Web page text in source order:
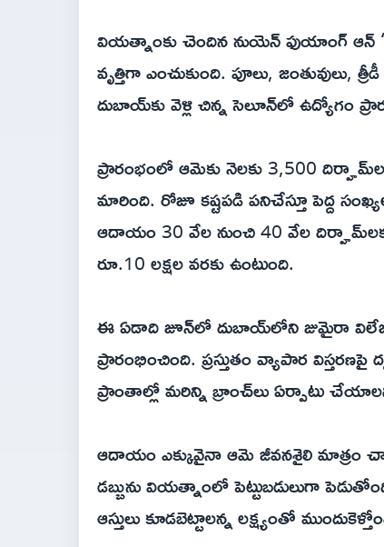
వియత్నాంకు చెందిన నుయెన్‌ ఫుయాంగ్‌ ఆన్‌
వృత్తిగా ఎంచుకుంది. పూలు, జంతువులు,
దుబాయ్‌కు వెళ్లి చిన్న సెలూన్‌లో ఉద్యోగం
ప్రారంభంలో ఆమెకు నెలకు 3,500
మారింది. రోజూ కష్టపడి పనిచేస్తూ పెద్ద
ఆదాయం 30 వేల నుంచి 40 వేల
రూ.10 లక్షల వరకు ఉంటుంది.
ఈ ఏడాది జూన్‌లో దుబాయ్‌లోని జుమైరా విలేజ్‌
ప్రారంభించింది. ప్రస్తుతం వ్యాపార
ప్రాంతాల్లో మరిన్ని బ్రాంచ్‌లు ఏర్పాటు చేయాలని
ఆదాయం ఎక్కువైనా ఆమె జీవనశైలి మాత్రం
డబ్బును వియత్నాంలో పెట్టుబడులుగా
ఆస్తులు కూడబెట్టాలన్న లక్ష్యంతో